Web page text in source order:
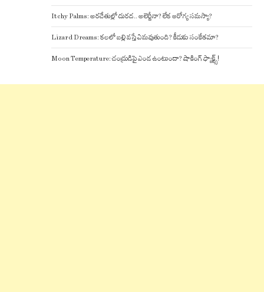
Itchy Palms: అరచేతుల్లో దురద.. అలెర్జీనా? లేక ఆరోగ్య సమస్యా?
Lizard Dreams: కలలో బల్లి వస్తే ఏమవుతుంది? కీడుకు సంకేతమా?
Moon Temperature: చంద్రుడిపై ఎండ ఉంటుందా? షాకింగ్ ఫ్యాక్ట్స్!